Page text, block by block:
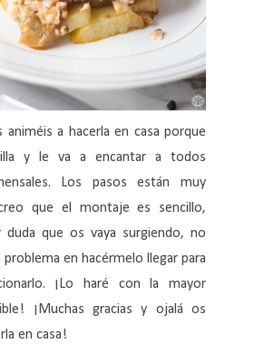
animéis a hacerla en casa porque
y le va a encantar a todos
Los pasos están muy
que el montaje es sencillo,
duda que os vaya surgiendo, no
en hacérmelo llegar para
¡Lo haré con la mayor
¡Muchas gracias y ojalá os
en casa!